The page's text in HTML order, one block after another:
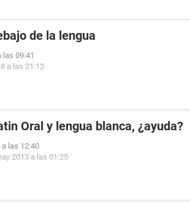
de la lengua
las 09:41
a las 21:12
Oral y lengua blanca, ¿ayuda?
las 12:40
2013 a las 01:25